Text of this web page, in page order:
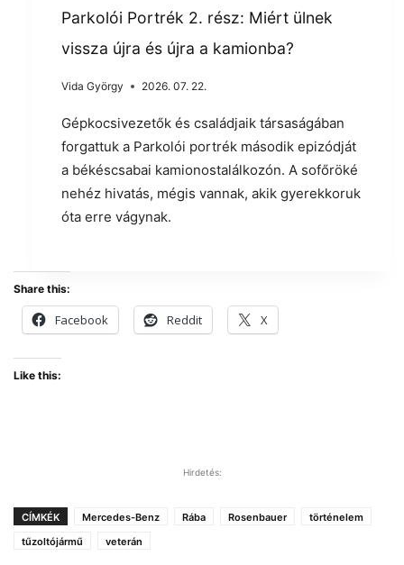
Parkolói Portrék 2. rész: Miért ülnek
vissza újra és újra a kamionba?
Vida György 2026. 07. 22.
Gépkocsivezetők és családjaik társaságában
forgattuk a Parkolói portrék második epizódját
a békéscsabai kamionostalálkozón. A sofőröké
nehéz hivatás, mégis vannak, akik gyerekkoruk
óta erre vágynak.
Share this:
Facebook Reddit X
Like this:
Hirdetés:
CÍMKÉK Mercedes-Benz Rába Rosenbauer
történelem
tűzoltójármű
veterán